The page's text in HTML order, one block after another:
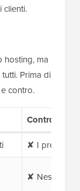
clienti.
hosting, ma
Prima di
contro.
Contro
✘ I prezzi di
✘ Nessun